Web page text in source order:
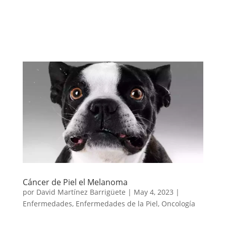
Cáncer de Piel el Melanoma
por David Martínez Barrigüete | May 4, 2023 |
Enfermedades, Enfermedades de la Piel, Oncología